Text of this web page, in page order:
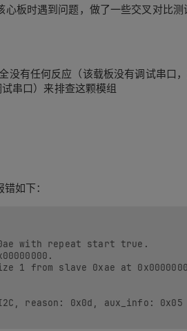
心板时遇到问题，做了一些交叉对比
有任何反应（该载板没有调试串口，
串口）来排查这颗模组
错如下：
with repeat start true.
1 from slave 0xae at
reason: 0x0d, aux_info: 0x05